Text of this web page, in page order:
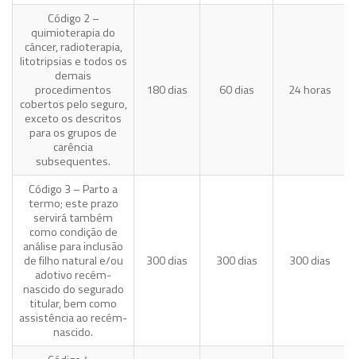
Código 2 –
quimioterapia do
câncer, radioterapia,
litotripsias e todos os
demais
procedimentos
cobertos pelo seguro,
exceto os descritos
para os grupos de
carência
subsequentes.
180 dias 60 dias 24 horas
Código 3 – Parto a
termo; este prazo
servirá também
como condição de
análise para inclusão
de filho natural e/ou
adotivo recém-
nascido do segurado
titular, bem como
assistência ao recém-
nascido.
300 dias 300 dias 300 dias